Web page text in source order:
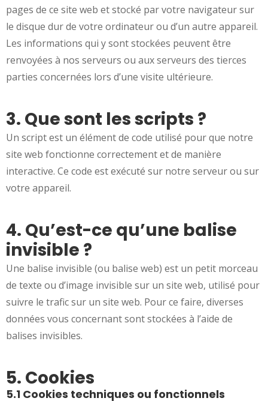
pages de ce site web et stocké par votre navigateur sur
le disque dur de votre ordinateur ou d’un autre appareil.
Les informations qui y sont stockées peuvent être
renvoyées à nos serveurs ou aux serveurs des tierces
parties concernées lors d’une visite ultérieure.
3. Que sont les scripts ?
Un script est un élément de code utilisé pour que notre
site web fonctionne correctement et de manière
interactive. Ce code est exécuté sur notre serveur ou sur
votre appareil.
4. Qu’est-ce qu’une balise
invisible ?
Une balise invisible (ou balise web) est un petit morceau
de texte ou d’image invisible sur un site web, utilisé pour
suivre le trafic sur un site web. Pour ce faire, diverses
données vous concernant sont stockées à l’aide de
balises invisibles.
5. Cookies
5.1 Cookies techniques ou fonctionnels